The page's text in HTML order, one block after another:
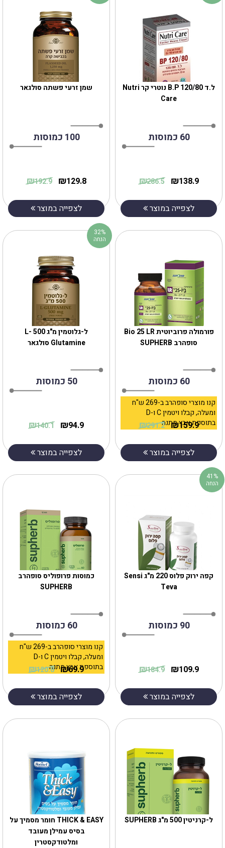
שמן זרעי פשתה סולגאר
100 כמוסות
129.8
₪
192.9
₪
לצפייה במוצר
ל.ד 120/80 B.P נוטרי קר Nutri
Care
60 כמוסות
138.9
₪
286.5
₪
לצפייה במוצר
ל-גלוטמין מ"ג 500 L-
Glutamine סולגאר
50 כמוסות
94.9
₪
140.1
₪
לצפייה במוצר
32%
הנחה
פורמולה פרוביוטית Bio 25 LR
סופהרב SUPHERB
60 כמוסות
קנו מוצרי סופהרב ב-269 ש"ח
ומעלה, קבלו ויטמין C ו-D
בתוספת אבץ מתנה
159.9
₪
291.2
₪
לצפייה במוצר
כמוסות פרופוליס סופהרב
SUPHERB
60 כמוסות
קנו מוצרי סופהרב ב-269 ש"ח
ומעלה, קבלו ויטמין C ו-D
בתוספת אבץ מתנה
69.9
₪
120.8
₪
לצפייה במוצר
קפה ירוק פלוס 220 מ"ג Sensi
Teva
90 כמוסות
109.9
₪
184.9
₪
לצפייה במוצר
41%
הנחה
THICK & EASY חומר מסמיך על
בסיס עמילן מעובד
ומלטודקסטרין
ל-קרניטין 500 מ"ג SUPHERB